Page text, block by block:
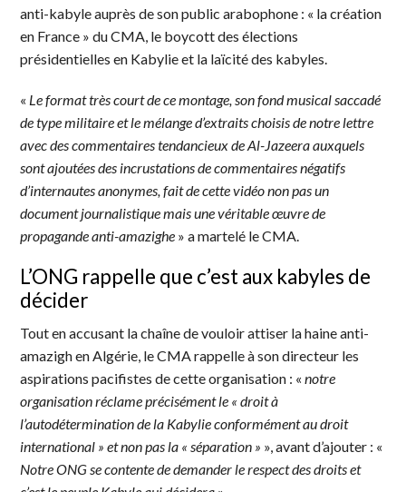
anti-kabyle auprès de son public arabophone : « la création
en France » du CMA, le boycott des élections
présidentielles en Kabylie et la laïcité des kabyles.
« Le format très court de ce montage, son fond musical saccadé
de type militaire et le mélange d’extraits choisis de notre lettre
avec des commentaires tendancieux de Al-Jazeera auxquels
sont ajoutées des incrustations de commentaires négatifs
d’internautes anonymes, fait de cette vidéo non pas un
document journalistique mais une véritable œuvre de
propagande anti-amazighe » a martelé le CMA.
L’ONG rappelle que c’est aux kabyles de
décider
Tout en accusant la chaîne de vouloir attiser la haine anti-
amazigh en Algérie, le CMA rappelle à son directeur les
aspirations pacifistes de cette organisation : «notre
organisation réclame précisément le « droit à
l’autodétermination de la Kabylie conformément au droit
international » et non pas la « séparation » », avant d’ajouter : «
Notre ONG se contente de demander le respect des droits et